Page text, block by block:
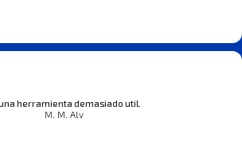
herramienta demasiado util.
M. M. Alv